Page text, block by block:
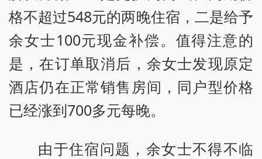
格不超过548元的两晚住宿，二是给予
余女士100元现金补偿。值得注意的
是，在订单取消后，余女士发现原定
酒店仍在正常销售房间，同户型价格
已经涨到700多元每晚。
由于住宿问题，余女士不得不临